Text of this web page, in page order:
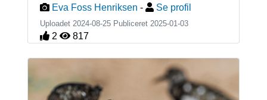
Eva Foss Henriksen - Se profil
Uploadet 2024-08-25 Publiceret 2025-01-03
2 817